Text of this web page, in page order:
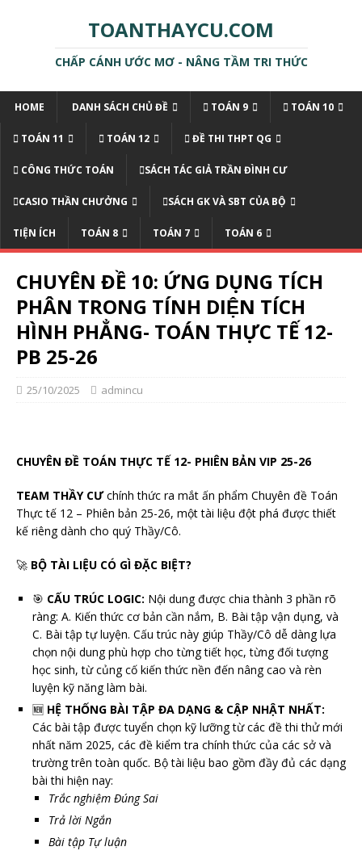
TOANTHAYCU.COM
CHẤP CÁNH ƯỚC MƠ - NÂNG TẦM TRI THỨC
HOME DANH SÁCH CHỦ ĐỀ TOÁN 9 TOÁN 10
TOÁN 11 TOÁN 12 ĐỀ THI THPT QG
CÔNG THỨC TOÁN SÁCH TÁC GIẢ TRẦN ĐÌNH CƯ
CASIO THẦN CHƯỞNG SÁCH GK VÀ SBT CỦA BỘ
TIỆN ÍCH TOÁN 8 TOÁN 7 TOÁN 6
CHUYÊN ĐỀ 10: ỨNG DỤNG TÍCH
PHÂN TRONG TÍNH DIỆN TÍCH
HÌNH PHẲNG- TOÁN THỰC TẾ 12-
PB 25-26
25/10/2025 admincu
CHUYÊN ĐỀ TOÁN THỰC TẾ 12- PHIÊN BẢN VIP 25-26
TEAM THẦY CƯchính thức ra mắt ấn phẩm Chuyên đề Toán
Thực tế 12 – Phiên bản 25-26, một tài liệu đột phá được thiết
kế riêng dành cho quý Thầy/Cô.
🚀 BỘ TÀI LIỆU CÓ GÌ ĐẶC BIỆT?
🎯 CẤU TRÚC LOGIC: Nội dung được chia thành 3 phần rõ
ràng: A. Kiến thức cơ bản cần nắm, B. Bài tập vận dụng, và
C. Bài tập tự luyện. Cấu trúc này giúp Thầy/Cô dễ dàng lựa
chọn nội dung phù hợp cho từng tiết học, từng đối tượng
học sinh, từ củng cố kiến thức nền đến nâng cao và rèn
luyện kỹ năng làm bài.
🆕 HỆ THỐNG BÀI TẬP ĐA DẠNG & CẬP NHẬT NHẤT:
Các bài tập được tuyển chọn kỹ lưỡng từ các đề thi thử mới
nhất năm 2025, các đề kiểm tra chính thức của các sở và
trường trên toàn quốc. Bộ tài liệu bao gồm đầy đủ các dạng
bài thi hiện nay:
Trắc nghiệm Đúng Sai
Trả lời Ngắn
Bài tập Tự luận